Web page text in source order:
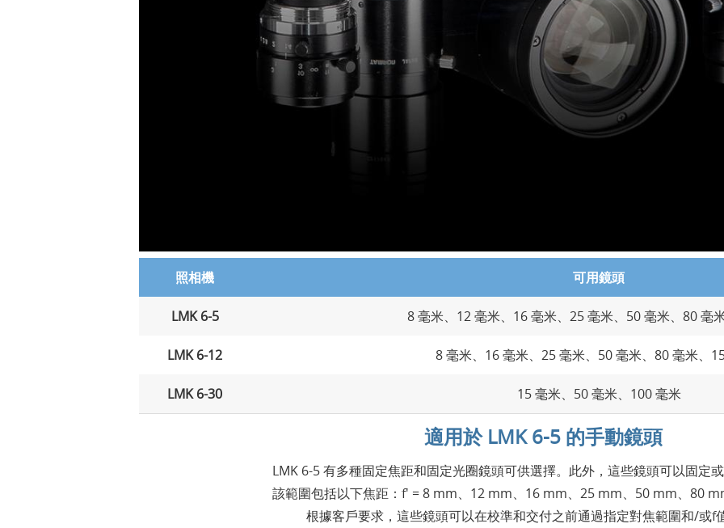
照相機 可用鏡頭
LMK 6-5 8 毫米、12 毫米、16 毫米、25 毫米、50 毫米、80 毫
LMK 6-12 8 毫米、16 毫米、25 毫米、50 毫米、80 毫米、
LMK 6-30 15 毫米、50 毫米、100 毫米
適用於 LMK 6-5 的手動鏡頭
LMK 6-5 有多種固定焦距和固定光圈鏡頭可供選擇。此外，這些鏡頭可以固定
該範圍包括以下焦距：f' = 8 mm、12 mm、16 mm、25 mm、50 mm、80
根據客戶要求，這些鏡頭可以在校準和交付之前通過指定對焦範圍和/或f